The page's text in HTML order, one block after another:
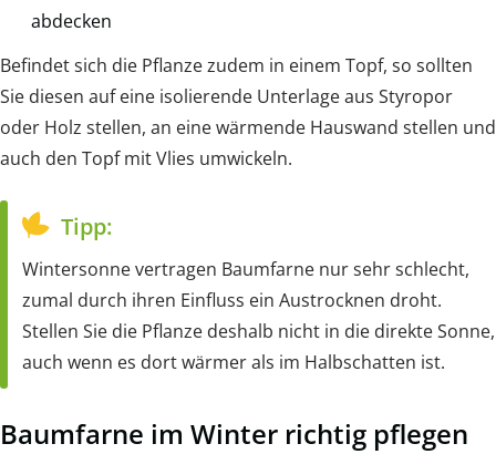
abdecken
Befindet sich die Pflanze zudem in einem Topf, so sollten
Sie diesen auf eine isolierende Unterlage aus Styropor
oder Holz stellen, an eine wärmende Hauswand stellen und
auch den Topf mit Vlies umwickeln.
Tipp:
Wintersonne vertragen Baumfarne nur sehr schlecht,
zumal durch ihren Einfluss ein Austrocknen droht.
Stellen Sie die Pflanze deshalb nicht in die direkte Sonne,
auch wenn es dort wärmer als im Halbschatten ist.
Baumfarne im Winter richtig pflegen